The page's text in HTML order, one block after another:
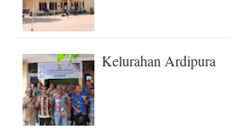
Kelurahan Ardipura